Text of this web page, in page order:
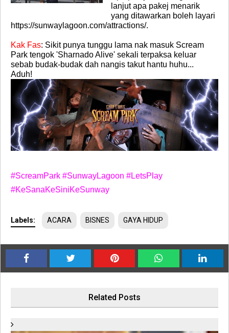
lanjut apa pakej menarik
yang ditawarkan boleh layari
https://sunwaylagoon.com/attractions/.
Kak Fas: Sikit punya tunggu lama nak masuk Scream
Park tengok 'Sharnado Alive' sekali terpaksa keluar
sebab budak-budak dah nangis takut hantu huhu...
Aduh!
#ScreamPark #SunwayLagoon #LetsPlay
#KeSanaKeSiniKeSunway
Labels: ACARA BISNES GAYA HIDUP
Related Posts